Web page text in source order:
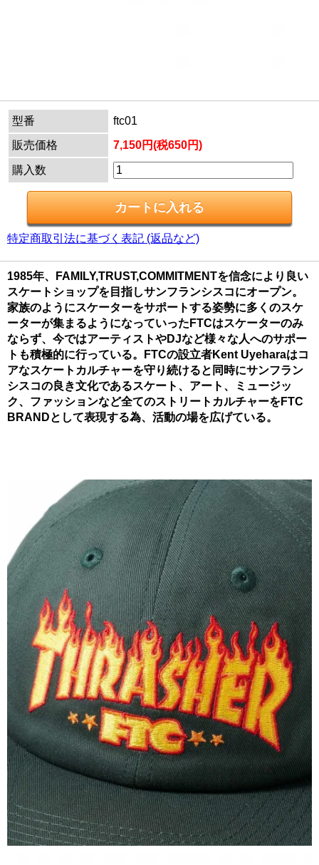
型番
ftc01
販売価格
7,150円(税650円)
購入数
特定商取引法に基づく表記 (返品など)
1985年、FAMILY,TRUST,COMMITMENTを信念により良い
スケートショップを目指しサンフランシスコにオープン。
家族のようにスケーターをサポートする姿勢に多くのスケ
ーターが集まるようになっていったFTCはスケーターのみ
ならず、今ではアーティストやDJなど様々な人へのサポー
トも積極的に行っている。FTCの設立者Kent Uyeharaはコ
アなスケートカルチャーを守り続けると同時にサンフラン
シスコの良き文化であるスケート、アート、ミュージッ
ク、ファッションなど全てのストリートカルチャーをFTC
BRANDとして表現する為、活動の場を広げている。